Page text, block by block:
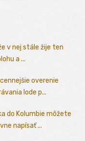
v nej stále žije ten
a ...
overenie
lode p...
do Kolumbie môžete
napísať ...